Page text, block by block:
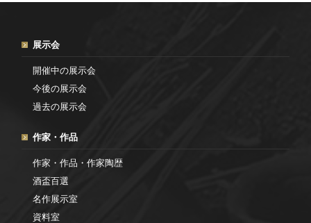
展示会
開催中の展示会
今後の展示会
過去の展示会
作家・作品
作家・作品・作家陶歴
酒盃百選
名作展示室
資料室